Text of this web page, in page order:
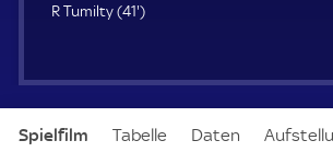
R Tumilty (41'4
u
)
Spielfilm Tabelle Daten